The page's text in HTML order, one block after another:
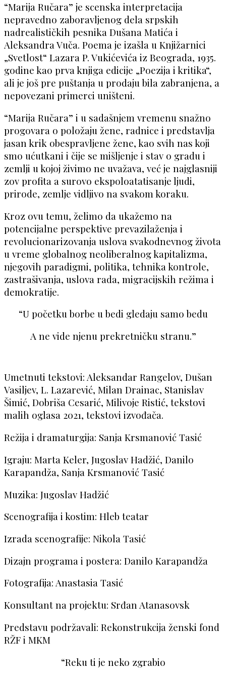
“Marija Ručara” je scenska interpretacija
nepravedno zaboravljenog dela srpskih
nadrealističkih pesnika Dušana Matića i
Aleksandra Vuča. Poema je izašla u Knjižarnici
„Svetlost“ Lazara P. Vukićevića iz Beograda, 1935.
godine kao prva knjiga edicije „Poezija i kritika“,
ali je još pre puštanja u prodaju bila zabranjena, a
nepovezani primerci uništeni.
“Marija Ručara” i u sadašnjem vremenu snažno
progovara o položaju žene, radnice i predstavlja
jasan krik obespravljene žene, kao svih nas koji
smo ućutkani i čije se mišljenje i stav o gradu i
zemlji u kojoj živimo ne uvažava, već je najglasniji
zov profita a surovo ekspoloatatisanje ljudi,
prirode, zemlje vidljivo na svakom koraku.
Kroz ovu temu, želimo da ukažemo na
potencijalne perspektive prevazilaženja i
revolucionarizovanja uslova svakodnevnog života
u vreme globalnog neoliberalnog kapitalizma,
njegovih paradigmi, politika, tehnika kontrole,
zastrašivanja, uslova rada, migracijskih režima i
demokratije.
“U početku borbe u bedi gledaju samo bedu
A ne vide njenu prekretničku stranu.”
Umetnuti tekstovi: Aleksandar Rangelov, Dušan
Vasiljev, L. Lazarević, Milan Drainac, Stanislav
Šimić, Dobriša Cesarić, Milivoje Ristić, tekstovi
malih oglasa 2021, tekstovi izvođača.
Režija i dramaturgija: Sanja Krsmanović Tasić
Igraju: Marta Keler, Jugoslav Hadžić, Danilo
Karapandža, Sanja Krsmanović Tasić
Muzika: Jugoslav Hadžić
Scenografija i kostim: Hleb teatar
Izrada scenografije: Nikola Tasić
Dizajn programa i postera: Danilo Karapandža
Fotografija: Anastasia Tasić
Konsultant na projektu: Srđan Atanasovsk
Predstavu podržavali: Rekonstrukcija ženski fond
RŽF i MKM
“Reku ti je neko zgrabio